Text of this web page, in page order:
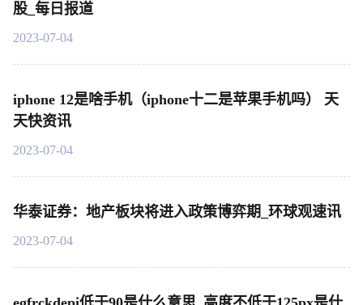
股_每日报道
2023-07-04
iphone 12是啥手机（iphone十二是苹果手机吗） 天
天快资讯
2023-07-04
华泰证券：地产板块将进入政策博弈期_环球观速讯
2023-07-04